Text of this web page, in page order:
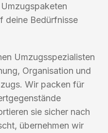
deine Bedürfnisse
Umzugsspezialisten
Organisation und
Wir packen für
sie sicher nach
übernehmen wir